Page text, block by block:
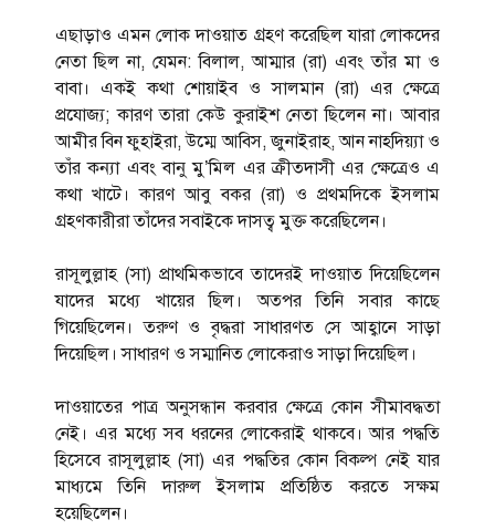
এছাড়াও এমন লোক দাওয়াত গ্রহণ করেছিল যারা লোকদের
নেতা ছিল না, যেমন: বিলাল, আম্মার (রা) এবং তাঁর মা ও
বাবা। একই কথা শোয়াইব ও সালমান (রা) এর ক্ষেত্রে
প্রযোজ্য; কারণ তারা কেউ কুরাইশ নেতা ছিলেন না। আবার
আমীর বিন ফুহাইরা, উম্মে আবিস, জুনাইরাহ, আন নাহদিয়্যা ও
তাঁর কন্যা এবং বানু মু’মিল এর ক্রীতদাসী এর ক্ষেত্রেও এ
কথা খাটে। কারণ আবু বকর (রা) ও প্রথমদিকে ইসলাম
গ্রহণকারীরা তাঁদের সবাইকে দাসত্ব মুক্ত করেছিলেন।
রাসূলুল্লাহ (সা) প্রাথমিকভাবে তাদেরই দাওয়াত দিয়েছিলেন
যাদের মধ্যে খায়ের ছিল। অতপর তিনি সবার কাছে
গিয়েছিলেন। তরুণ ও বৃদ্ধরা সাধারণত সে আহ্বানে সাড়া
দিয়েছিল। সাধারণ ও সম্মানিত লোকেরাও সাড়া দিয়েছিল।
দাওয়াতের পাত্র অনুসন্ধান করবার ক্ষেত্রে কোন সীমাবদ্ধতা
নেই। এর মধ্যে সব ধরনের লোকেরাই থাকবে। আর পদ্ধতি
হিসেবে রাসূলুল্লাহ (সা) এর পদ্ধতির কোন বিকল্প নেই যার
মাধ্যমে তিনি দারুল ইসলাম প্রতিষ্ঠিত করতে সক্ষম
হয়েছিলেন।